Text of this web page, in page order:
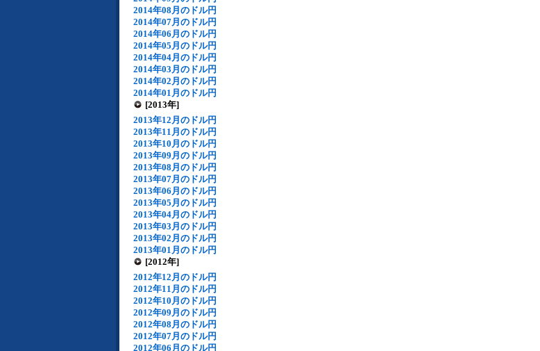
2014年08月のドル円
2014年07月のドル円
2014年06月のドル円
2014年05月のドル円
2014年04月のドル円
2014年03月のドル円
2014年02月のドル円
2014年01月のドル円
[2013年]
2013年12月のドル円
2013年11月のドル円
2013年10月のドル円
2013年09月のドル円
2013年08月のドル円
2013年07月のドル円
2013年06月のドル円
2013年05月のドル円
2013年04月のドル円
2013年03月のドル円
2013年02月のドル円
2013年01月のドル円
[2012年]
2012年12月のドル円
2012年11月のドル円
2012年10月のドル円
2012年09月のドル円
2012年08月のドル円
2012年07月のドル円
2012年06月のドル円